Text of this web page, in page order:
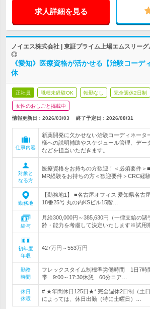
求人詳細を見る
ノイエス株式会社 | 東証プライム上場エムスリー
◎
《愛知》医療資格が活かせる【治験コー
休
正社員 職種未経験OK 転勤なし 完全週休2日制
女性のおしごと掲載中
情報更新日：2026/03/03 終了予定日： 2026/08/31
仕事内容
新薬開発に欠かせない治験コーディネータ
様への説明補助やスケジュール管理、デー
などを担当いただきます。
対象と
なる方
医療資格をお持ちの方歓迎！＜必須要件＞
MR経験をお持ちの方＜歓迎要件＞CRC経
勤務地
【勤務地1】 ■名古屋オフィス 愛知県名古
18番25号 丸の内KSビル15階…
給与
月給300,000円～385,630円（一律支給の
齢・能力を考慮して決定いたします※試用
初年度
年収
427万円～553万円
勤務
時間
フレックスタイム制標準労働時間 1日7時
帯 9:00～17:30休憩 60分コア…
休日
休暇
# ★年間休日125日★* 完全週休2日制（土
によっては、休日出勤（特に土曜日）…